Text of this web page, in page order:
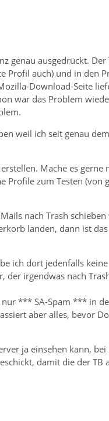
genau ausgedrückt.
Profil auch) und in den
Download-Seite
war das Problem
weil ich seit genau
Mache es
zum Testen (von
nach Trash
landen, dann ist
ich dort jedenfalls
irgendwas nach
*** SA-Spam *** in
aber alles, bevor
ja einsehen kann,
damit die der TB